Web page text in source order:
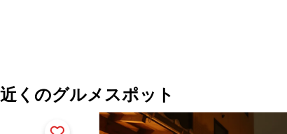
近くのグルメスポット